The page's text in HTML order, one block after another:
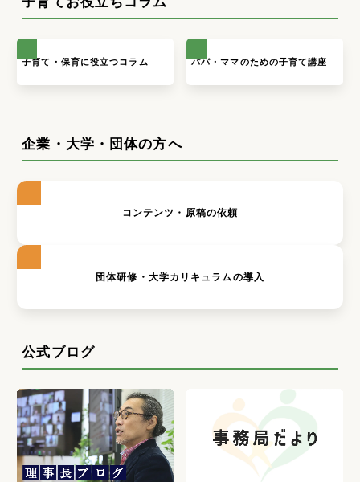
子育て・保育に役立つコラム パパ・ママのための子育て講座
企業・大学・団体の方へ
コンテンツ・原稿の依頼
団体研修・大学カリキュラムの導入
公式ブログ